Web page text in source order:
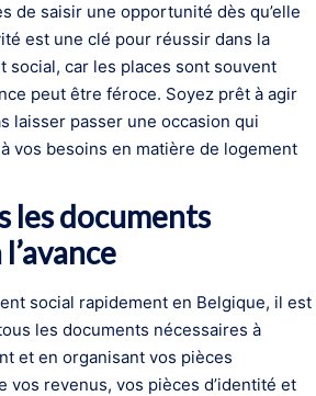
de saisir une opportunité dès qu’elle
est une clé pour réussir dans la
social, car les places sont souvent
peut être féroce. Soyez prêt à agir
laisser passer une occasion qui
vos besoins en matière de logement
les documents
social rapidement en Belgique, il est
les documents nécessaires à
et en organisant vos pièces
vos revenus, vos pièces d’identité et